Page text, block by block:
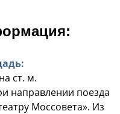
ст. м.
направлении поезда
Моссовета». Из